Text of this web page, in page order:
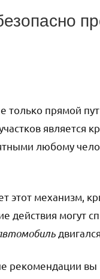
только прямой
является
любому
этот механизм,
действия могут
рекомендации вы